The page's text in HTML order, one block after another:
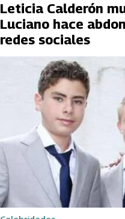
Leticia Calderón
Luciano hace
redes sociales